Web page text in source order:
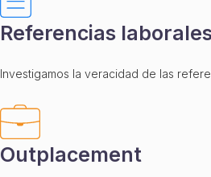
Referencias
Investigamos la veracidad de las
Outplacement